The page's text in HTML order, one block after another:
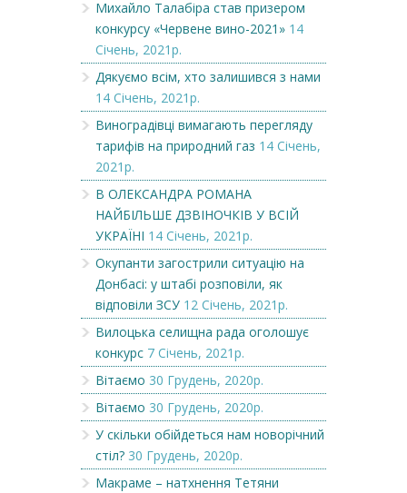
Михайло Талабіра став призером
конкурсу «Червене вино-2021» 14
Січень, 2021р.
Дякуємо всім, хто залишився з нами
14 Січень, 2021р.
Виноградівці вимагають перегляду
тарифів на природний газ 14 Січень,
2021р.
В ОЛЕКСАНДРА РОМАНА
НАЙБІЛЬШЕ ДЗВІНОЧКІВ У ВСІЙ
УКРАЇНІ 14 Січень, 2021р.
Окупанти загострили ситуацію на
Донбасі: у штабі розповіли, як
відповіли ЗСУ 12 Січень, 2021р.
Вилоцька селищна рада оголошує
конкурс 7 Січень, 2021р.
Вітаємо 30 Грудень, 2020р.
Вітаємо 30 Грудень, 2020р.
У скільки обійдеться нам новорічний
стіл? 30 Грудень, 2020р.
Макраме – натхнення Тетяни